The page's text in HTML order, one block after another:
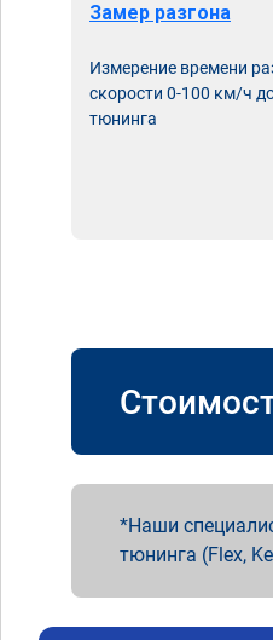
Замер разгона
Измерение времени
скорости 0-100 км/ч
тюнинга
Наши
тюнинга (Flex,